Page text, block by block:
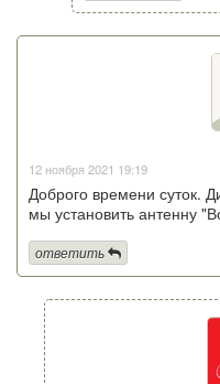
12 ноября 2021 19:19
Доброго времени суток.
мы установить антенну
ответить